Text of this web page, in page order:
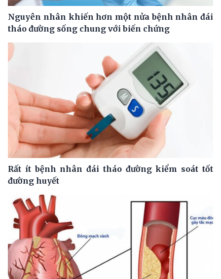
Nguyên nhân khiến hơn một nửa bệnh nhân đái
tháo đường sống chung với biến chứng
Rất ít bệnh nhân đái tháo đường kiểm soát tốt
đường huyết